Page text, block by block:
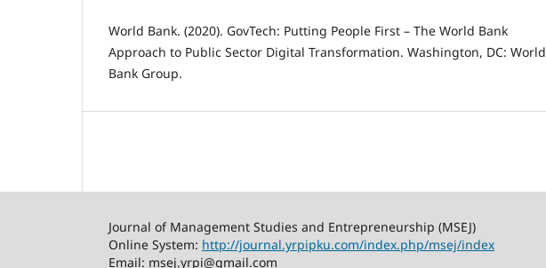
World Bank. (2020). GovTech: Putting People First – The World Bank
Approach to Public Sector Digital Transformation. Washington, DC: World
Bank Group.
Journal of Management Studies and Entrepreneurship (MSEJ)
Online System: http://journal.yrpipku.com/index.php/msej/index
Email: msej.yrpi@gmail.com